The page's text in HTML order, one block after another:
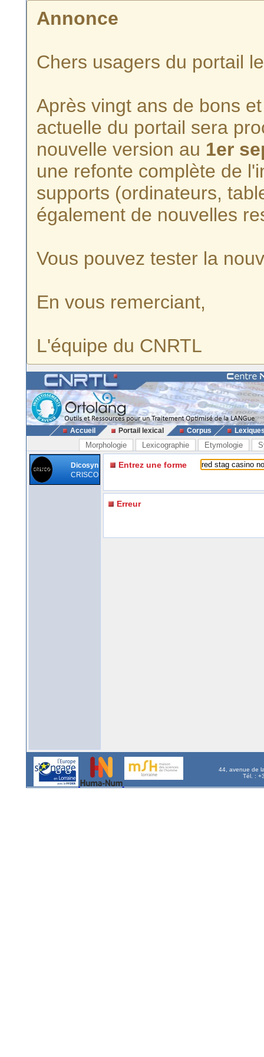
Annonce
Chers usagers du portail
Après vingt ans de bons
actuelle du portail sera
nouvelle version au 1er
une refonte complète de
supports (ordinateurs,
également de nouvelles
Vous pouvez tester la
En vous remerciant,
L'équipe du CNRTL
Accueil Portail lexical Corpus
Morphologie Lexicographie Etymologie
Dicosyn
CRISCO
Entrez une forme
Erreur
44, avenue de
Tél. :